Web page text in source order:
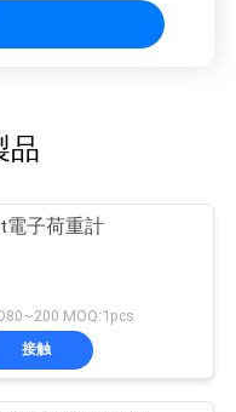
品
電子荷重計
MOQ:1pcs
接触